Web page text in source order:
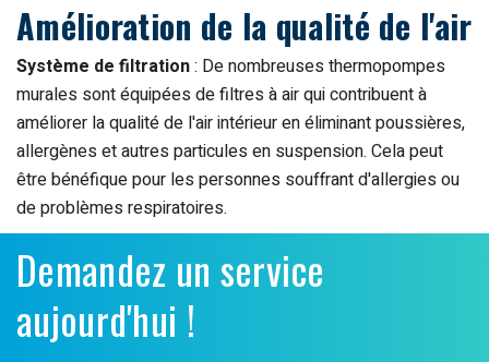
Amélioration de la qualité de l'air
Système de filtration: De nombreuses thermopompes
murales sont équipées de filtres à air qui contribuent à
améliorer la qualité de l'air intérieur en éliminant poussières,
allergènes et autres particules en suspension. Cela peut
être bénéfique pour les personnes souffrant d'allergies ou
de problèmes respiratoires.
Demandez un service
aujourd'hui !